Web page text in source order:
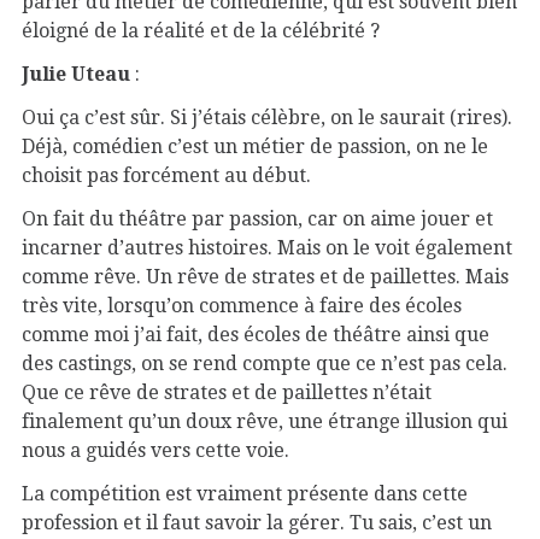
éloigné de la réalité et de la célébrité ?
Julie Uteau :
Oui ça c’est sûr. Si j’étais célèbre, on le saurait (rires).
Déjà, comédien c’est un métier de passion, on ne le
choisit pas forcément au début.
On fait du théâtre par passion, car on aime jouer et
incarner d’autres histoires. Mais on le voit également
comme rêve. Un rêve de strates et de paillettes. Mais
très vite, lorsqu’on commence à faire des écoles
comme moi j’ai fait, des écoles de théâtre ainsi que
des castings, on se rend compte que ce n’est pas cela.
Que ce rêve de strates et de paillettes n’était
finalement qu’un doux rêve, une étrange illusion qui
nous a guidés vers cette voie.
La compétition est vraiment présente dans cette
profession et il faut savoir la gérer. Tu sais, c’est un